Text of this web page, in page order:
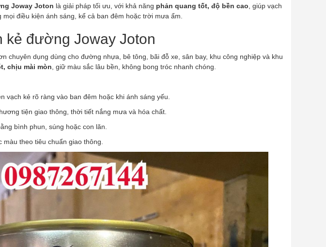
Joway Joton là giải pháp tối ưu, với khả năng phản quang tốt, độ bền cao , giúp vạch
điều kiện ánh sáng, kể cả ban đêm hoặc trời mưa ẩm.
kẻ đường Joway Joton
chuyên dụng dùng cho đường nhựa, bê tông, bãi đỗ xe, sân bay, khu công nghiệp và khu
chịu mài mòn , giữ màu sắc lâu bền, không bong tróc nhanh chóng.
vạch kẻ rõ ràng vào ban đêm hoặc khi ánh sáng yếu.
tiện giao thông, thời tiết nắng mưa và hóa chất.
bình phun, súng hoặc con lăn.
màu theo tiêu chuẩn giao thông.